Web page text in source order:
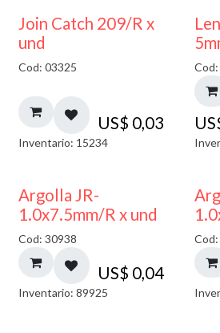
Join Catch 209/R x
und
Cod: 03325
US$ 0,03
Inventario: 15234
Argolla JR-
1.0x7.5mm/R x und
Cod: 30938
US$ 0,04
Inventario: 89925